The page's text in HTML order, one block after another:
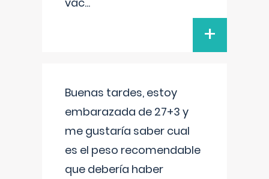
+
Buenas tardes, estoy
embarazada de 27+3 y
me gustaría saber cual
es el peso recomendable
que debería haber